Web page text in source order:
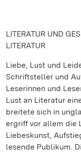
LITERATUR UND
LITERATUR
Liebe, Lust und
Schriftsteller und
Leserinnen und
Lust an Literatur
breitete sich in
ergriff vor allem die
Liebeskunst,
lesende Publikum.